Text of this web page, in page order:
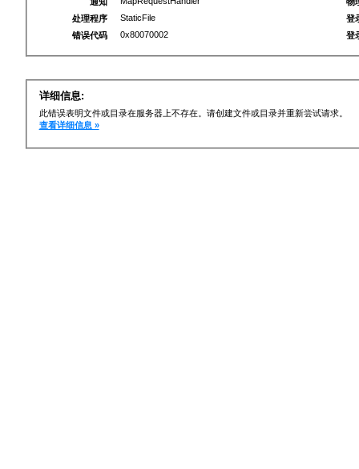
处理程序
StaticFile
错误代码
0x80070002
登
登
详细信息:
此错误表明文件或目录在服务器上不存在。请创建文件或目录并重新尝试请求。
查看详细信息 »